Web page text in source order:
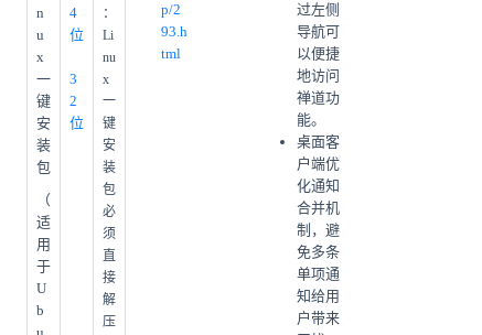
过左侧
导航可
以便捷
地访问
禅道功
能。
桌面客
户端优
化通知
合并机
制，避
免多条
单项通
知给用
户带来
p/2
93.h
tml
n
u
x
一
键
安
装
包
（
适
用
于
U
b
4
位
3
2
位
：
Li
nu
x
一
键
安
装
包
必
须
直
接
解
压